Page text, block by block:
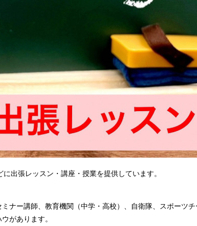
出張レッスン・講座・授業を提供しています。
ナー講師、教育機関（中学・高校）、自衛隊、スポーツ
があります。